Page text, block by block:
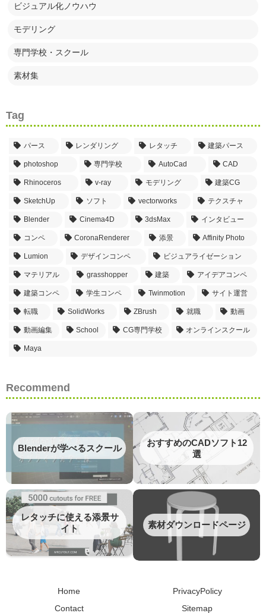
ビジュアル化ノウハウ
モデリング
専門学校・スクール
素材集
Tag
パース レンダリング レタッチ 建築パース
photoshop 専門学校 AutoCad CAD
Rhinoceros v-ray モデリング 建築CG
SketchUp ソフト vectorworks テクスチャ
Blender Cinema4D 3dsMax インタビュー
コンペ CoronaRenderer 添景 Affinity Photo
Lumion デザインコンペ ビジュアライゼーション
マテリアル grasshopper 建築 アイデアコンペ
建築コンペ 学生コンペ Twinmotion サイト運営
転職 SolidWorks ZBrush 就職 動画
動画編集 School CG専門学校 オンラインスクール
Maya
Recommend
Blenderが学べるスクール
おすすめのCADソフト12
選
レタッチに使える添景サ
イト
素材ダウンロードページ
Home
PrivacyPolicy
Contact
Sitemap